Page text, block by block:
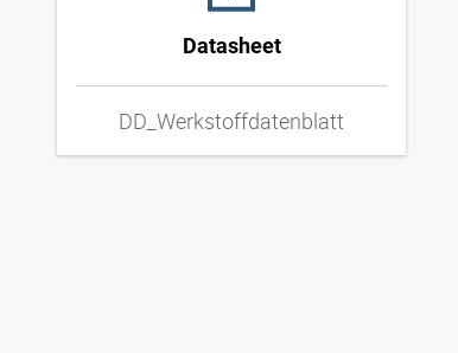
Datasheet
DD_Werkstoffdatenblatt